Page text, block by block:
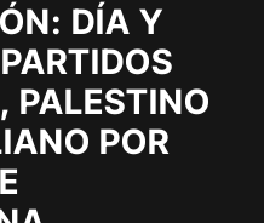
DÍA Y
PALESTINO
POR